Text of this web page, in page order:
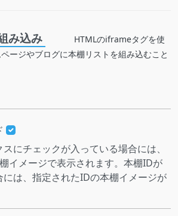
み込み
HTMLのiframeタグを使
ージやブログに本棚リストを組み込むこと
にチェックが入っている場合には、
イメージで表示されます。本棚IDが
は、指定されたIDの本棚イメージが